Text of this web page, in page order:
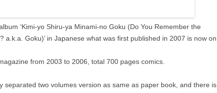
THE CONTRACTS OF THE FALL
(ENG)
CRETIAN COW (ENG)
FISHERMAN’S LODGE (ENG)
DESSINS: DRAFTS AND
TAGAME
ENDLESS GAME (JPN)
‘Kimi-yo Shiru-ya Minami-no Goku (Do You Remember the
a.k.a. Goku)’ in Japanese what was first published in 2007 is now on
from 2003 to 2006, total 700 pages comics.
separated two volumes version as same as paper book, and there is